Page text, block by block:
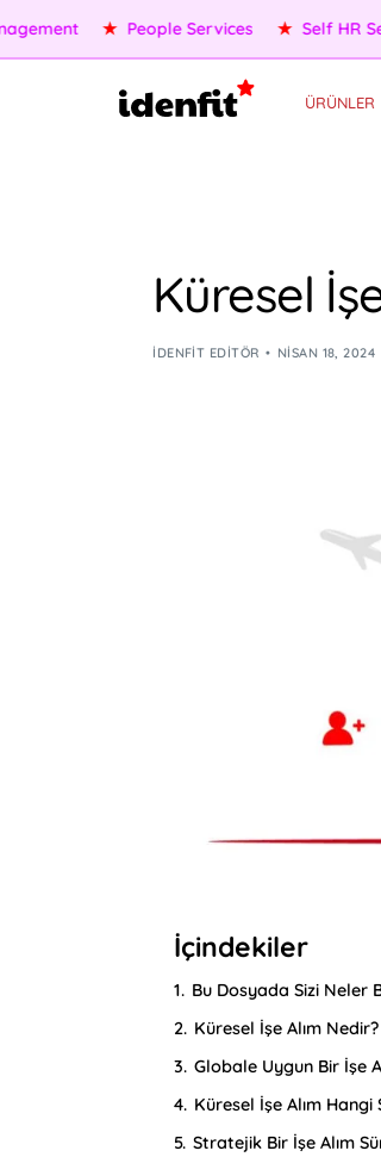
OKR/KPI ★ AI Agents ★ Performance
ÜRÜNLER
Küresel
IDENFIT EDITÖR NISAN 18, 2024
İçindekiler
1. Bu Dosyada Sizi Neler
2. Küresel İşe Alım Nedir?
3. Globale Uygun Bir İşe
4. Küresel İşe Alım Hangi
5. Stratejik Bir İşe Alım